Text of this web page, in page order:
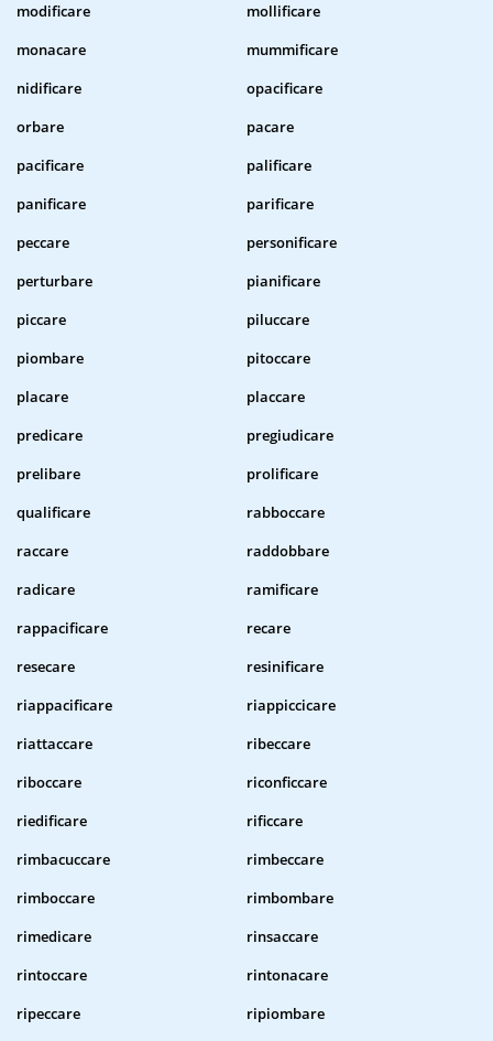
modificare
mollificare
monacare
mummificare
nidificare
opacificare
orbare
pacare
pacificare
palificare
panificare
parificare
peccare
personificare
perturbare
pianificare
piccare
piluccare
piombare
pitoccare
placare
placcare
predicare
pregiudicare
prelibare
prolificare
qualificare
rabboccare
raccare
raddobbare
radicare
ramificare
rappacificare
recare
resecare
resinificare
riappacificare
riappiccicare
riattaccare
ribeccare
riboccare
riconficcare
riedificare
rificcare
rimbacuccare
rimbeccare
rimboccare
rimbombare
rimedicare
rinsaccare
rintoccare
rintonacare
ripeccare
ripiombare